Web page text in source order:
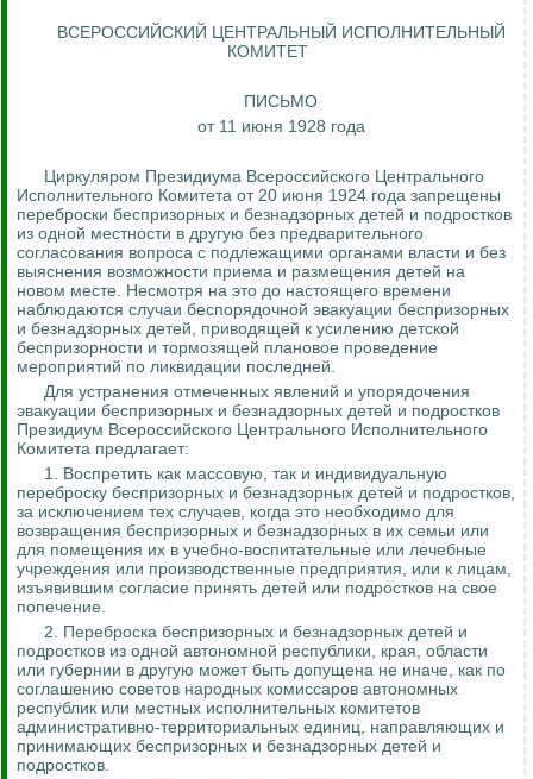
ВСЕРОССИЙСКИЙ ЦЕНТРАЛЬНЫЙ ИСПОЛНИТЕЛЬНЫЙ
КОМИТЕТ
ПИСЬМО
от 11 июня 1928 года
Циркуляром Президиума Всероссийского Центрального
Исполнительного Комитета от 20 июня 1924 года запрещены
переброски беспризорных и безнадзорных детей и подростков
из одной местности в другую без предварительного
согласования вопроса с подлежащими органами власти и без
выяснения возможности приема и размещения детей на
новом месте. Несмотря на это до настоящего времени
наблюдаются случаи беспорядочной эвакуации беспризорных
и безнадзорных детей, приводящей к усилению детской
беспризорности и тормозящей плановое проведение
мероприятий по ликвидации последней.
Для устранения отмеченных явлений и упорядочения
эвакуации беспризорных и безнадзорных детей и подростков
Президиум Всероссийского Центрального Исполнительного
Комитета предлагает:
1. Воспретить как массовую, так и индивидуальную
переброску беспризорных и безнадзорных детей и подростков,
за исключением тех случаев, когда это необходимо для
возвращения беспризорных и безнадзорных в их семьи или
для помещения их в учебно-воспитательные или лечебные
учреждения или производственные предприятия, или к лицам,
изъявившим согласие принять детей или подростков на свое
попечение.
2. Переброска беспризорных и безнадзорных детей и
подростков из одной автономной республики, края, области
или губернии в другую может быть допущена не иначе, как по
соглашению советов народных комиссаров автономных
республик или местных исполнительных комитетов
административно-территориальных единиц, направляющих и
принимающих беспризорных и безнадзорных детей и
подростков.